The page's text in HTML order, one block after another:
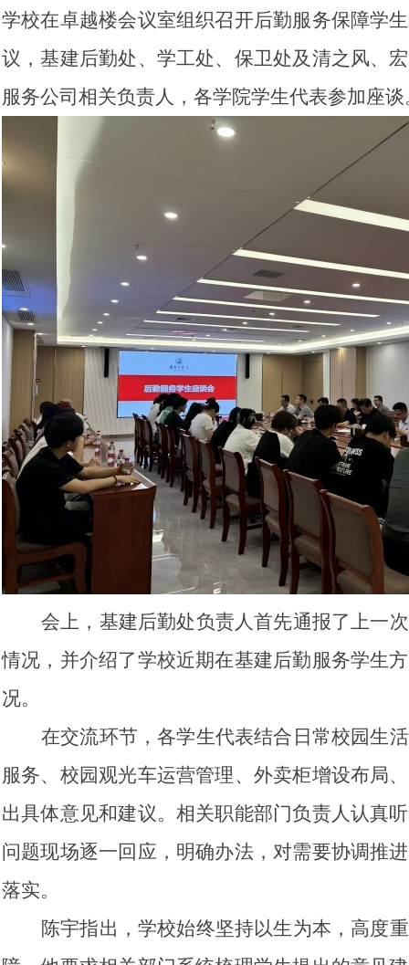
学校在卓越楼会议室组织召开后勤服务保障学
议，基建后勤处、学工处、保卫处及清之风、
服务公司相关负责人，各学院学生代表参加座谈
会上，基建后勤处负责人首先通报了上一
情况，并介绍了学校近期在基建后勤服务学生
况。
在交流环节，各学生代表结合日常校园生
服务、校园观光车运营管理、外卖柜增设布局
出具体意见和建议。相关职能部门负责人认真
问题现场逐一回应，明确办法，对需要协调推
落实。
陈宇指出，学校始终坚持以生为本，高度